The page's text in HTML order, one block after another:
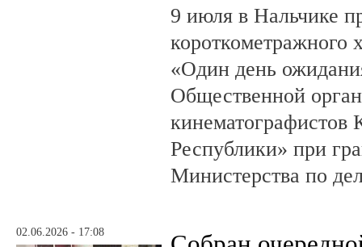
9 июля в Нальчике
короткометражного
«Один день
Общественной
кинематографистов
Республики» при
Министерства по
02.06.2026 - 17:08